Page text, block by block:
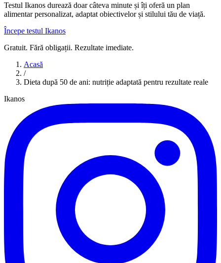
Testul Ikanos durează doar câteva minute și îți oferă un plan
alimentar personalizat, adaptat obiectivelor și stilului tău de viață.
Începe testul Ikanos
Gratuit. Fără obligații. Rezultate imediate.
Acasă
/
Dieta după 50 de ani: nutriție adaptată pentru rezultate reale
Ikanos